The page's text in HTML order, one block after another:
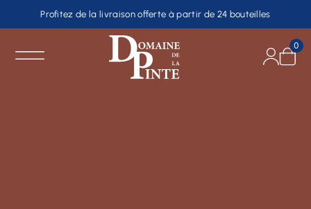
Profitez de la livraison offerte à partir de 24 bouteilles
0